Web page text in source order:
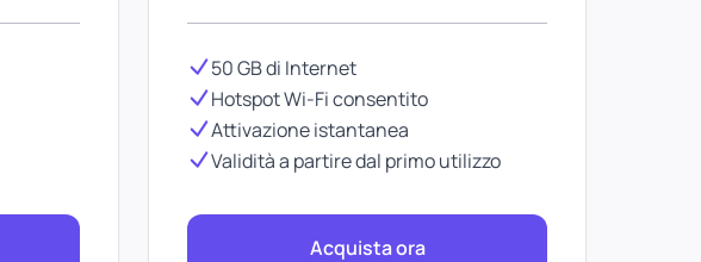
50 GB di Internet
Hotspot Wi-Fi consentito
Attivazione istantanea
Validità a partire dal primo utilizzo
Acquista ora